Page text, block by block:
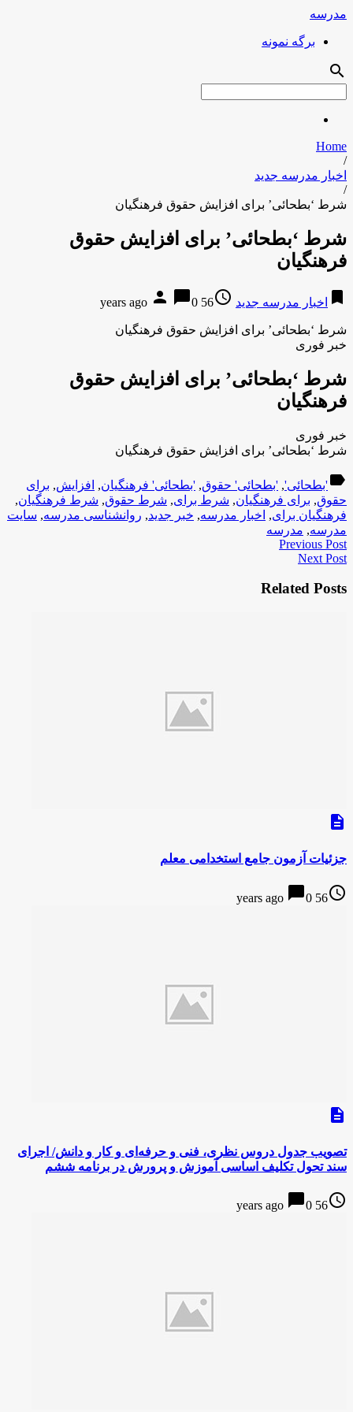
مدرسه
برگه نمونه
search
Home
/
اخبار مدرسه جدید
/
شرط ‘بطحائی’ برای افزایش حقوق فرهنگیان
شرط ‘بطحائی’ برای افزایش حقوق
فرهنگیان
bookmark اخبار مدرسه جدید access_time
56 years ago
person chat_bubble0
شرط ‘بطحائی’ برای افزایش حقوق فرهنگیان
خبر فوری
شرط ‘بطحائی’ برای افزایش حقوق
فرهنگیان
خبر فوری
شرط ‘بطحائی’ برای افزایش حقوق فرهنگیان
label'بطحائی', 'بطحائی' حقوق, 'بطحائی' فرهنگیان, افزایش, برای
حقوق, برای فرهنگیان, شرط برای, شرط حقوق, شرط فرهنگیان,
فرهنگیان برای, اخبار مدرسه, خبر جدید, روانشناسی مدرسه, سایت
مدرسه, مدرسه
Previous Post
Next Post
Related Posts
description
جزئیات آزمون جامع استخدامی معلم
access_time
56 years ago
chat_bubble0
description
تصویب جدول دروس نظری، فنی و حرفه‌ای و کار و دانش/ اجرای
سند تحول تکلیف اساسی آموزش و پرورش در برنامه ششم
access_time
56 years ago
chat_bubble0